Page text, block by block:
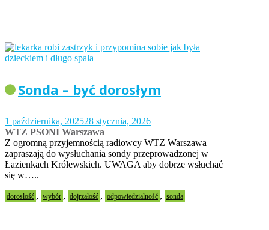
Sonda – być dorosłym
1 października, 202528 stycznia, 2026
WTZ PSONI Warszawa
Z ogromną przyjemnością radiowcy WTZ Warszawa
zapraszają do wysłuchania sondy przeprowadzonej w
Łazienkach Królewskich. UWAGA aby dobrze wsłuchać
się w…..
dorosłość , wybór , dojrzałość , odpowiedzialność , sonda